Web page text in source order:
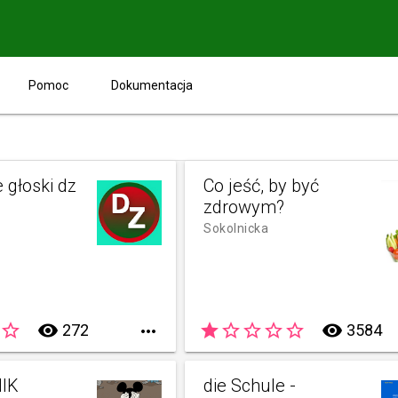
Pomoc Dokumentacja
dz
star_border remove_red_eye 272 
Co jeść, by być
zdrowym?
Sokolnicka
starstar_borderstar_borderstar_borderstar_border remove_red_eye 3584
die Schule -